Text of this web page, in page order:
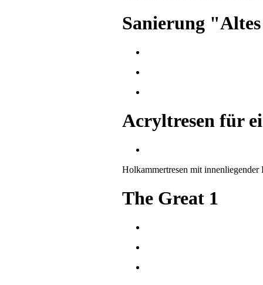
Sanierung
Acryltresen für
Holkammertresen mit
The Great 1